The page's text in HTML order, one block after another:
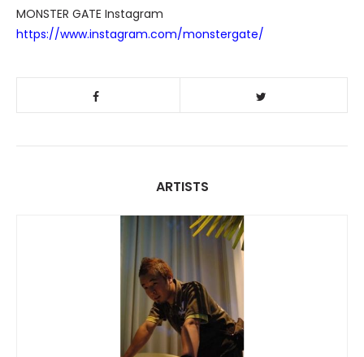
MONSTER GATE Instagram
https://www.instagram.com/monstergate/
ARTISTS